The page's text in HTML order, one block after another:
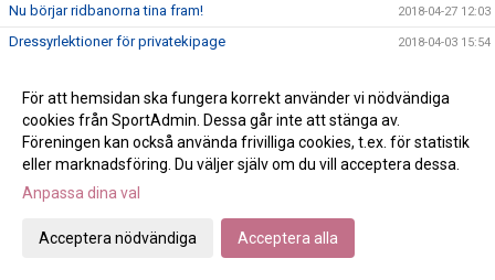
Nu börjar ridbanorna tina fram! 2018-04-27 12:03
Dressyrlektioner för privatekipage 2018-04-03 15:54
Glad påsk! 2018-03-29 10:29
Karantän i kallstallet 2018-03-29 10:25
Vinnare av privatlektionen 2018-03-07 15:25
Uppdaterade ridhusbokningar inför vecka 10
För att hemsidan ska fungera korrekt använder vi nödvändiga
cookies från SportAdmin. Dessa går inte att stänga av.
Föreningen kan också använda frivilliga cookies, t.ex. för statistik
eller marknadsföring. Du väljer själv om du vill acceptera dessa.
Anpassa dina val
Acceptera nödvändiga Acceptera alla